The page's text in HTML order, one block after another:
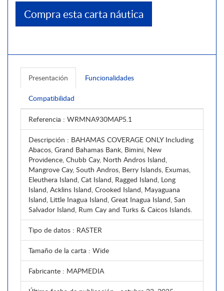
Compra esta carta náutica
Presentación Funcionalidades
Compatibilidad
Referencia : WRMNA930MAP5.1
Descripción : BAHAMAS COVERAGE ONLY Including
Abacos, Grand Bahamas Bank, Bimini, New
Providence, Chubb Cay, North Andros Island,
Mangrove Cay, South Andros, Berry Islands, Exumas,
Eleuthera Island, Cat Island, Ragged Island, Long
Island, Acklins Island, Crooked Island, Mayaguana
Island, Little Inagua Island, Great Inagua Island, San
Salvador Island, Rum Cay and Turks & Caicos Islands.
Tipo de datos : RASTER
Tamaño de la carta : Wide
Fabricante : MAPMEDIA